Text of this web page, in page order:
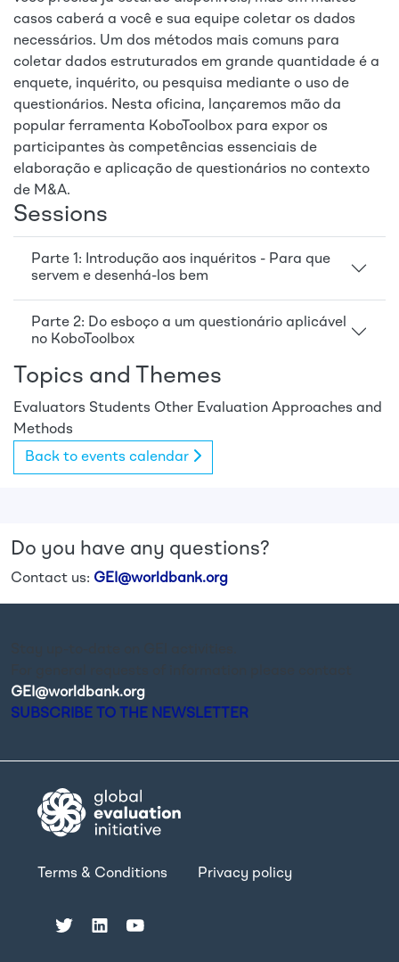
casos caberá a você e sua equipe coletar os dados
necessários. Um dos métodos mais comuns para
coletar dados estruturados em grande quantidade é a
enquete, inquérito, ou pesquisa mediante o uso de
questionários. Nesta oficina, lançaremos mão da
popular ferramenta KoboToolbox para expor os
participantes às competências essenciais de
elaboração e aplicação de questionários no contexto
de M&A.
Sessions
Parte 1: Introdução aos inquéritos - Para que
servem e desenhá-los bem
Parte 2: Do esboço a um questionário aplicável
no KoboToolbox
Topics and Themes
Evaluators Students Other Evaluation Approaches and
Methods
Back to events calendar
Do you have any questions?
Contact us: GEI@worldbank.org
GEI@worldbank.org
SUBSCRIBE TO THE NEWSLETTER
Terms & Conditions Privacy policy